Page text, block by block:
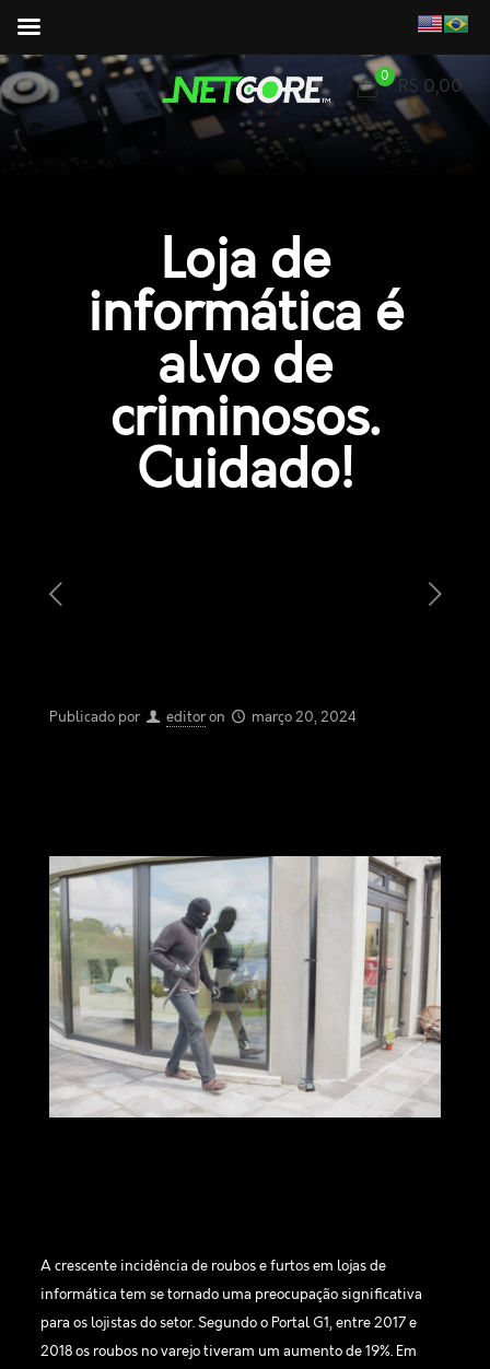
0
R$ 0,00
Loja de
informática é
alvo de
criminosos.
Cuidado!
Publicado por editoron março 20, 2024
A crescente incidência de roubos e furtos em lojas de
informática tem se tornado uma preocupação significativa
para os lojistas do setor. Segundo o Portal G1, entre 2017 e
2018 os roubos no varejo tiveram um aumento de 19%. Em